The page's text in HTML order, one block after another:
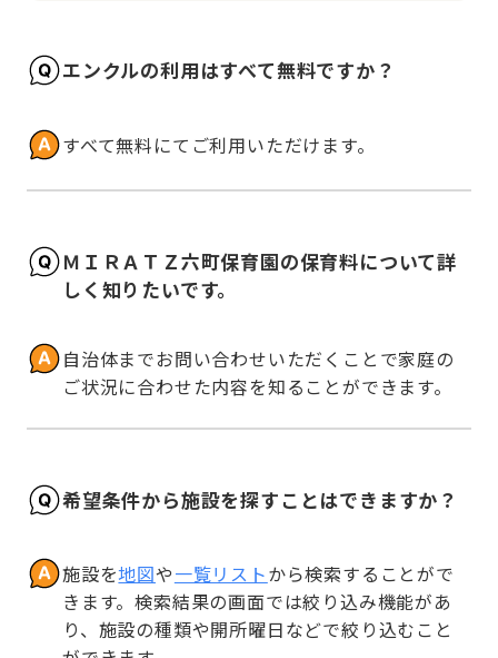
エンクルの利用はすべて無料ですか？
すべて無料にてご利用いただけます。
ＭＩＲＡＴＺ六町保育園の保育料について詳
しく知りたいです。
自治体までお問い合わせいただくことで家庭の
ご状況に合わせた内容を知ることができます。
希望条件から施設を探すことはできますか？
施設を地図や一覧リストから検索することがで
きます。検索結果の画面では絞り込み機能があ
り、施設の種類や開所曜日などで絞り込むこと